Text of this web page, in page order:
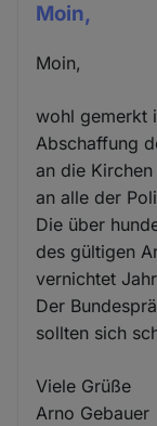
Moin,
Moin,
wohl gemerkt
Abschaffung
an die
an alle der
Die über
des gültigen
vernichtet
Der
sollten sich
Viele Grüße
Arno Gebauer